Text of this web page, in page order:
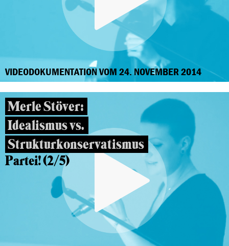
VIDEODOKUMENTATION VOM 24. NOVEMBER 2014
Merle Stöver:
Idealismus vs.
Strukturkonservatismus
Partei! (2/5)